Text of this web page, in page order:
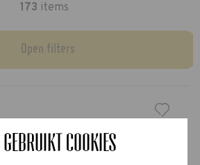
173 items
Open filters
gebruikt cookies